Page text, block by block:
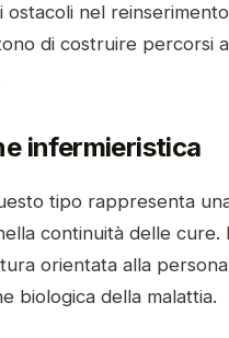
nel
di costruire percorsi
infermieristica
tipo rappresenta
continuità delle cure.
orientata alla
biologica della malattia.